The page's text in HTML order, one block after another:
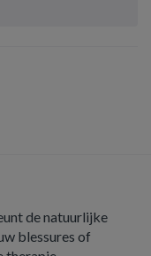
de natuurlijke
blessures of